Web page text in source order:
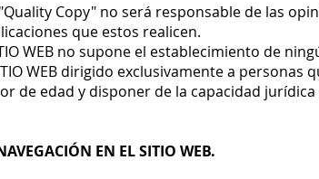
Copy" no será responsable de las
que estos realicen.
WEB no supone el establecimiento de
WEB dirigido exclusivamente a personas
de edad y disponer de la capacidad
EN EL SITIO WEB.